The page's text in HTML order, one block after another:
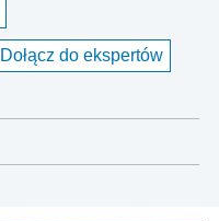
Dołącz do ekspertów